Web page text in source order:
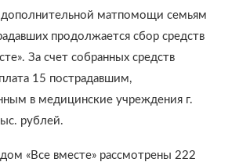
дополнительной матпомощи семьям
продолжается сбор средств
За счет собранных средств
15 пострадавшим,
в медицинские учреждения г.
рублей.
«Все вместе» рассмотрены 222